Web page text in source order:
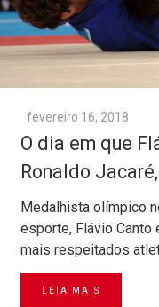
fevereiro 16, 2018
O dia em que
Ronaldo
Medalhista olímpico
esporte, Flávio Canto
mais respeitados
LEIA MAIS